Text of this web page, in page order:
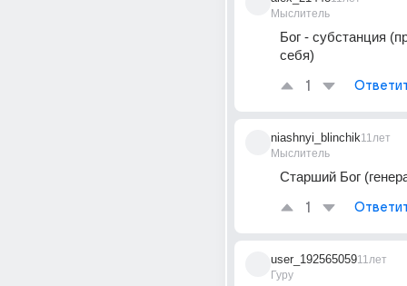
Мыслитель
Бог - субстанция
себя)
1
niashnyi_blinchik
Мыслитель
11лет
Старший Бог
1
user_192565059
Гуру
11лет